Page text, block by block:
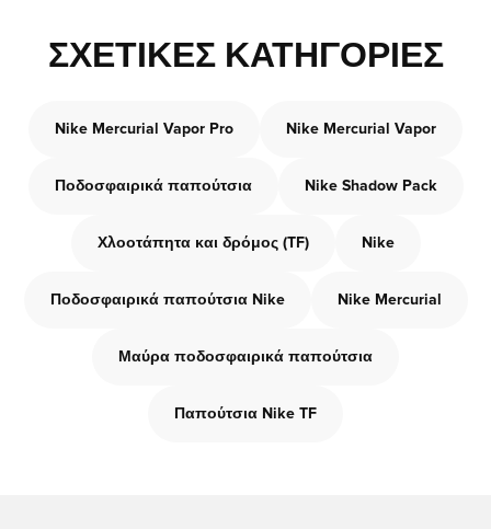
ΣΧΕΤΙΚΈΣ ΚΑΤΗΓΟΡΊΕΣ
Nike Mercurial Vapor Pro Nike Mercurial Vapor
Ποδοσφαιρικά παπούτσια Nike Shadow Pack
Χλοοτάπητα και δρόμος (TF) Nike
Ποδοσφαιρικά παπούτσια Nike Nike Mercurial
Μαύρα ποδοσφαιρικά παπούτσια
Παπούτσια Nike TF